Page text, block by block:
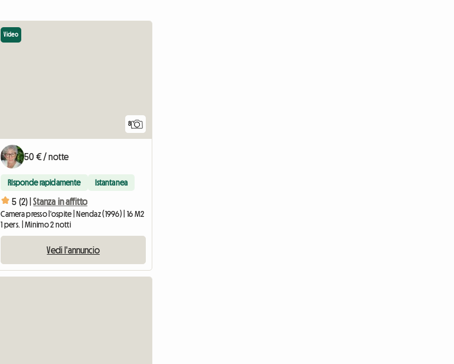
8
Video
50 € / notte
Risponde rapidamente Istantanea
5 (2) | Stanza in affitto
Camera presso l'ospite | Nendaz (1996) | 16 M2
1 pers. | Minimo 2 notti
Vedi l'annuncio